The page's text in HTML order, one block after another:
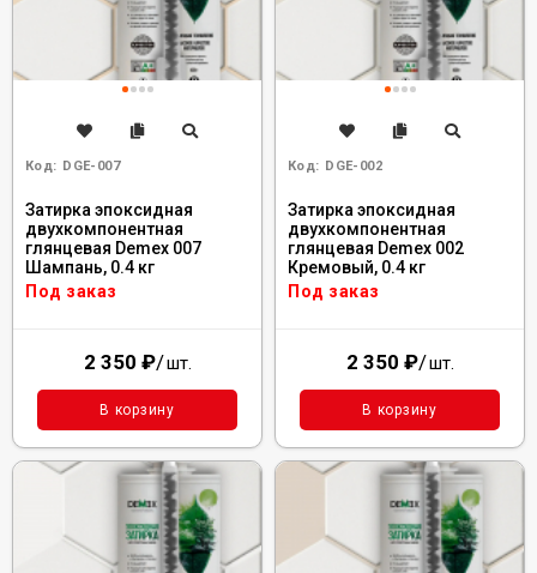
Код: DGE-007
Затирка эпоксидная
двухкомпонентная
глянцевая Demex 007
Шампань, 0.4 кг
Под заказ
2 350 ₽/шт.
В корзину
Код: DGE-002
Затирка эпоксидная
двухкомпонентная
глянцевая Demex 002
Кремовый, 0.4 кг
Под заказ
2 350 ₽/шт.
В корзину